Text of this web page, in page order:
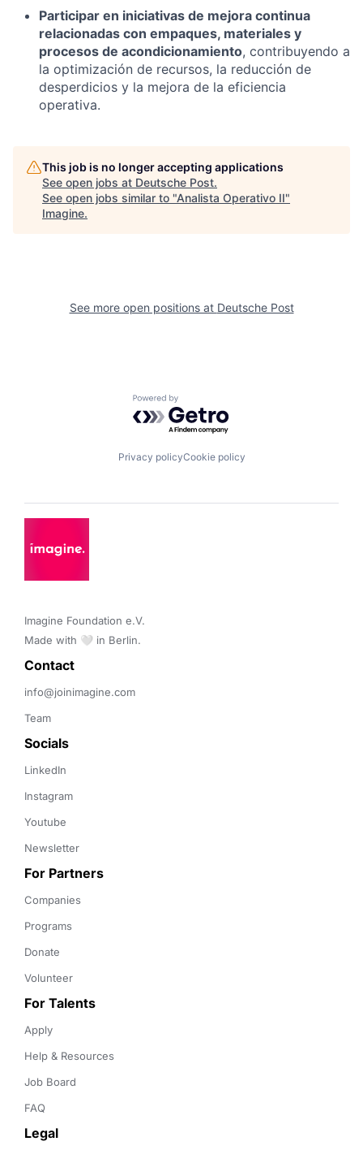
Participar en iniciativas de mejora continua
relacionadas con empaques, materiales y
procesos de acondicionamiento, contribuyendo a
la optimización de recursos, la reducción de
desperdicios y la mejora de la eficiencia
operativa.
This job is no longer accepting applications
See open jobs at Deutsche Post.
See open jobs similar to "Analista Operativo II"
Imagine.
See more open positions at Deutsche Post
Powered by Getro.com
Privacy policyCookie policy
Imagine Foundation e.V.
Made with 🤍 in Berlin.
Contact
info@joinimagine.com
Team
Socials
LinkedIn
Instagram
Youtube
Newsletter
For Partners
Companies
Programs
Donate
Volunteer
For Talents
Apply
Help & Resources
Job Board
FAQ
Legal